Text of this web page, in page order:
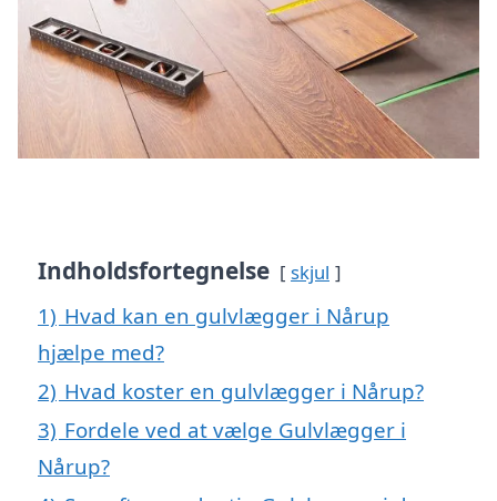
Indholdsfortegnelse skjul
1) Hvad kan en gulvlægger i Nårup
hjælpe med?
2) Hvad koster en gulvlægger i Nårup?
3) Fordele ved at vælge Gulvlægger i
Nårup?